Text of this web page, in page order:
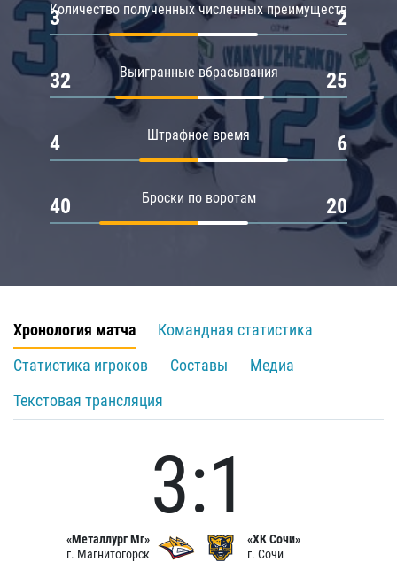
Количество полученных численных преимуществ
3 2
Выигранные вбрасывания
32 25
Штрафное время
4 6
Броски по воротам
40 20
Хронология матча
Командная статистика
Статистика игроков
Составы
Медиа
Текстовая трансляция
«Металлург Мг»
г. Магнитогорск
3:1
«ХК Сочи»
г. Сочи